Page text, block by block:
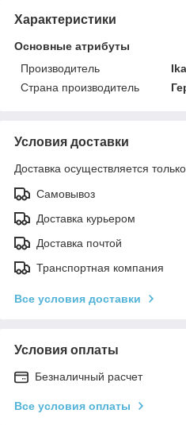
Характеристики
Основные атрибуты
Производитель
Ika
Страна производитель
Условия доставки
Доставка осуществляется
Самовывоз
Доставка курьером
Доставка почтой
Транспортная компания
Все условия доставки
Условия оплаты
Безналичный расчет
Все условия оплаты